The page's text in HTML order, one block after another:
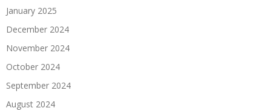
January 2025
December 2024
November 2024
October 2024
September 2024
August 2024